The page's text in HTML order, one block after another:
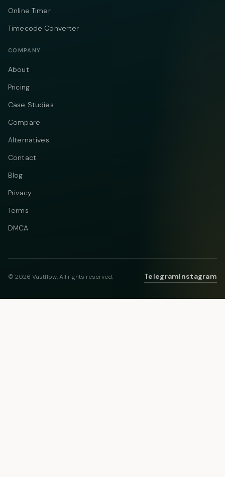
Online Timer
Timecode Converter
COMPANY
About
Pricing
Case Studies
Compare
Alternatives
Contact
Blog
Privacy
Terms
DMCA
© 2026 Vastflow. All rights reserved. TelegramInstagram